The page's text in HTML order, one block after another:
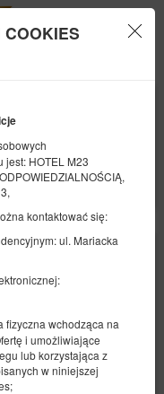
jest: HOTEL M23
kontaktować się:
ul. Mariacka
fizyczna wchodząca na
i umożliwiające
lub korzystająca z
w niniejszej
SIERPNIA